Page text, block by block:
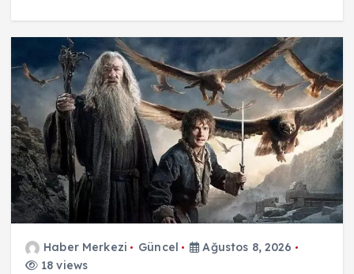
Haber Merkezi Güncel
Ağustos 8, 2026
18 views